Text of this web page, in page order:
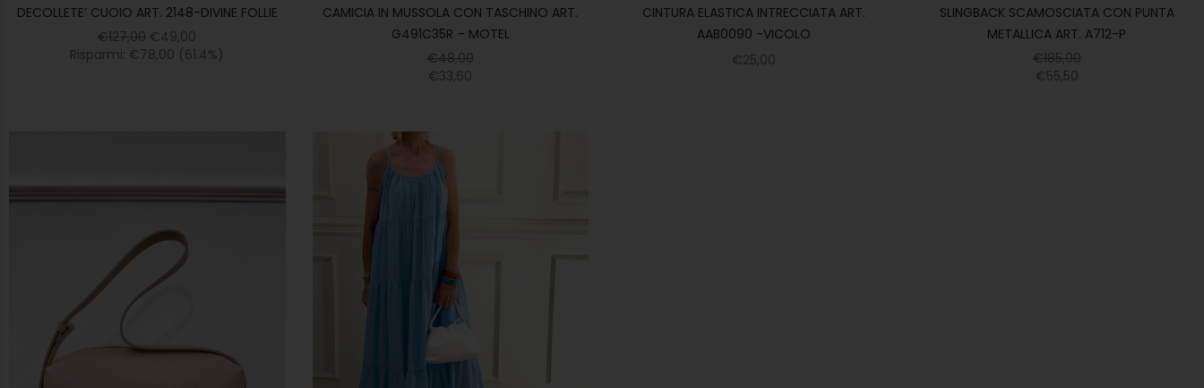
DECOLLETE’ CUOIO ART. 2148-DIVINE FOLLIE
€127,00 €49,00
Risparmi: €78,00 (61.4%)
CAMICIA IN MUSSOLA CON TASCHINO ART.
G491C35R – MOTEL
€48,00
€33,60
CINTURA ELASTICA INTRECCIATA ART.
AAB0090 -VICOLO
€25,00
SLINGBACK SCAMOSCIATA CON PUNTA
METALLICA ART. A712-P
€185,00
€55,50